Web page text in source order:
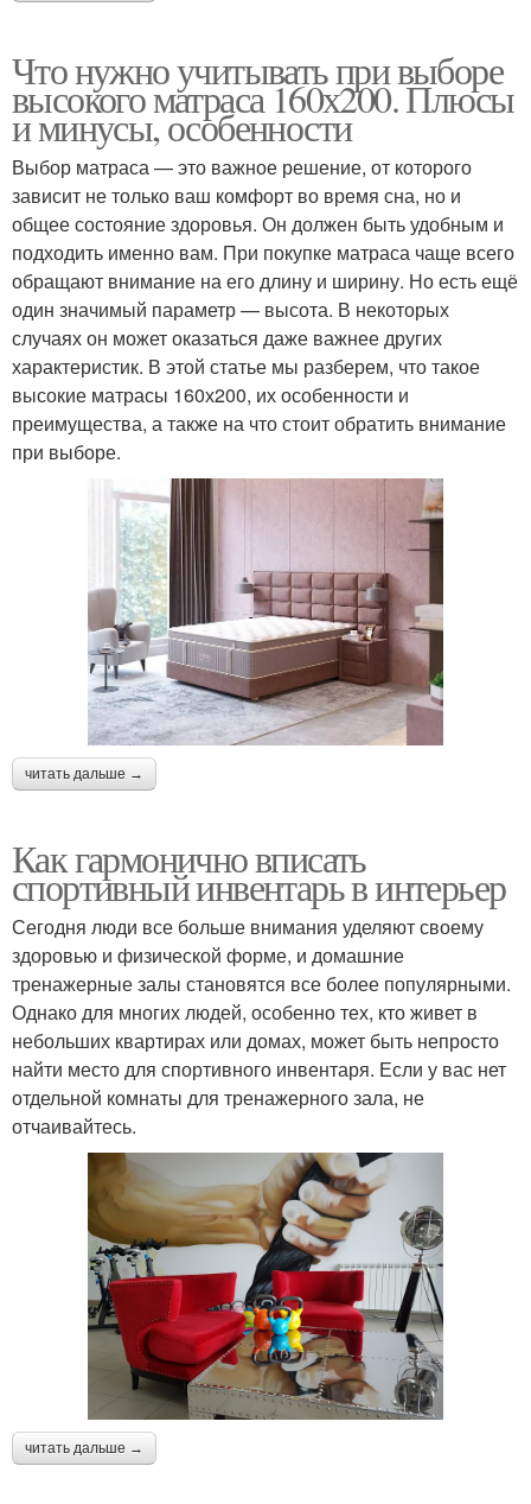
Что нужно учитывать при выборе
высокого матраса 160х200. Плюсы
и минусы, особенности
Выбор матраса — это важное решение, от которого
зависит не только ваш комфорт во время сна, но и
общее состояние здоровья. Он должен быть удобным и
подходить именно вам. При покупке матраса чаще всего
обращают внимание на его длину и ширину. Но есть ещё
один значимый параметр — высота. В некоторых
случаях он может оказаться даже важнее других
характеристик. В этой статье мы разберем, что такое
высокие матрасы 160х200, их особенности и
преимущества, а также на что стоит обратить внимание
при выборе.
читать дальше →
Как гармонично вписать
спортивный инвентарь в интерьер
Сегодня люди все больше внимания уделяют своему
здоровью и физической форме, и домашние
тренажерные залы становятся все более популярными.
Однако для многих людей, особенно тех, кто живет в
небольших квартирах или домах, может быть непросто
найти место для спортивного инвентаря. Если у вас нет
отдельной комнаты для тренажерного зала, не
отчаивайтесь.
читать дальше →